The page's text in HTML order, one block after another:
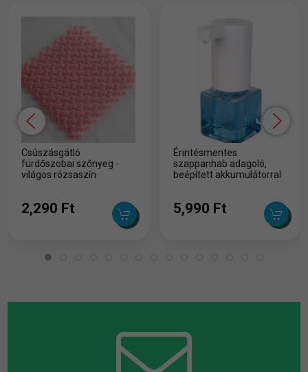
Csúszásgátló
fürdőszobai szőnyeg -
világos rózsaszín
2,290 Ft
Érintésmentes
szappanhab adagoló,
beépített akkumulátorral
5,990 Ft